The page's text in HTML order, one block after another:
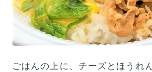
ごはんの上に、チーズとほうれ